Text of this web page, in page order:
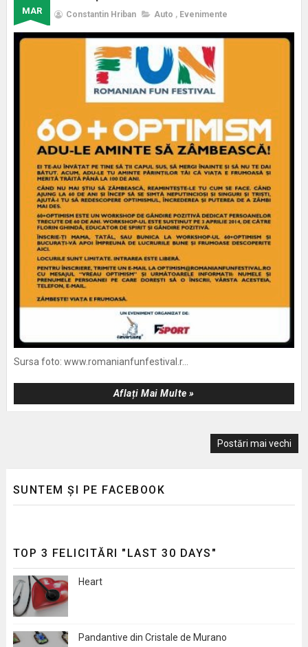
MAR Constantin Hriban Auto , Evenimente
Sursa foto: www.romanianfunfestival.r...
Aflați Mai Multe »
Postări mai vechi
SUNTEM ȘI PE FACEBOOK
TOP 3 FELICITĂRI "LAST 30 DAYS"
Heart
Pandantive din Cristale de Murano